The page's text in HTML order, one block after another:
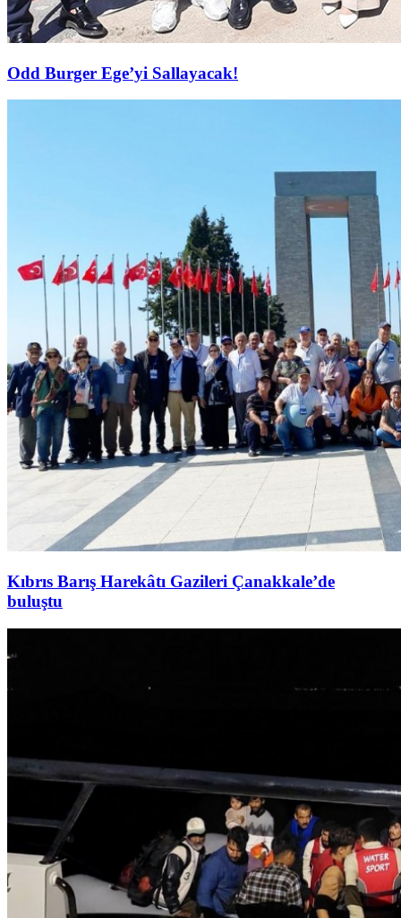
Odd Burger Ege’yi Sallayacak!
Kıbrıs Barış Harekâtı Gazileri Çanakkale’de
buluştu